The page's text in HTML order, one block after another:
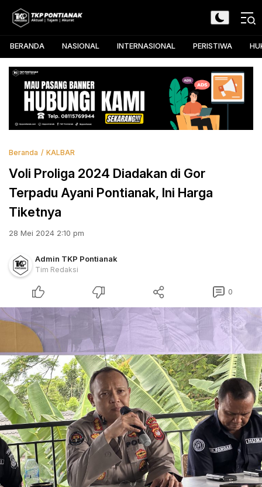
TKP Pontianak
Aktual, Tajam, dan Akurat
BERANDA NASIONAL INTERNASIONAL PERISTIWA
Beranda KALBAR
Voli Proliga 2024 Diadakan di Gor
Terpadu Ayani Pontianak, Ini Harga
Tiketnya
28 Mei 2024 2:10 pm
Admin TKP Pontianak
Tim Redaksi
0